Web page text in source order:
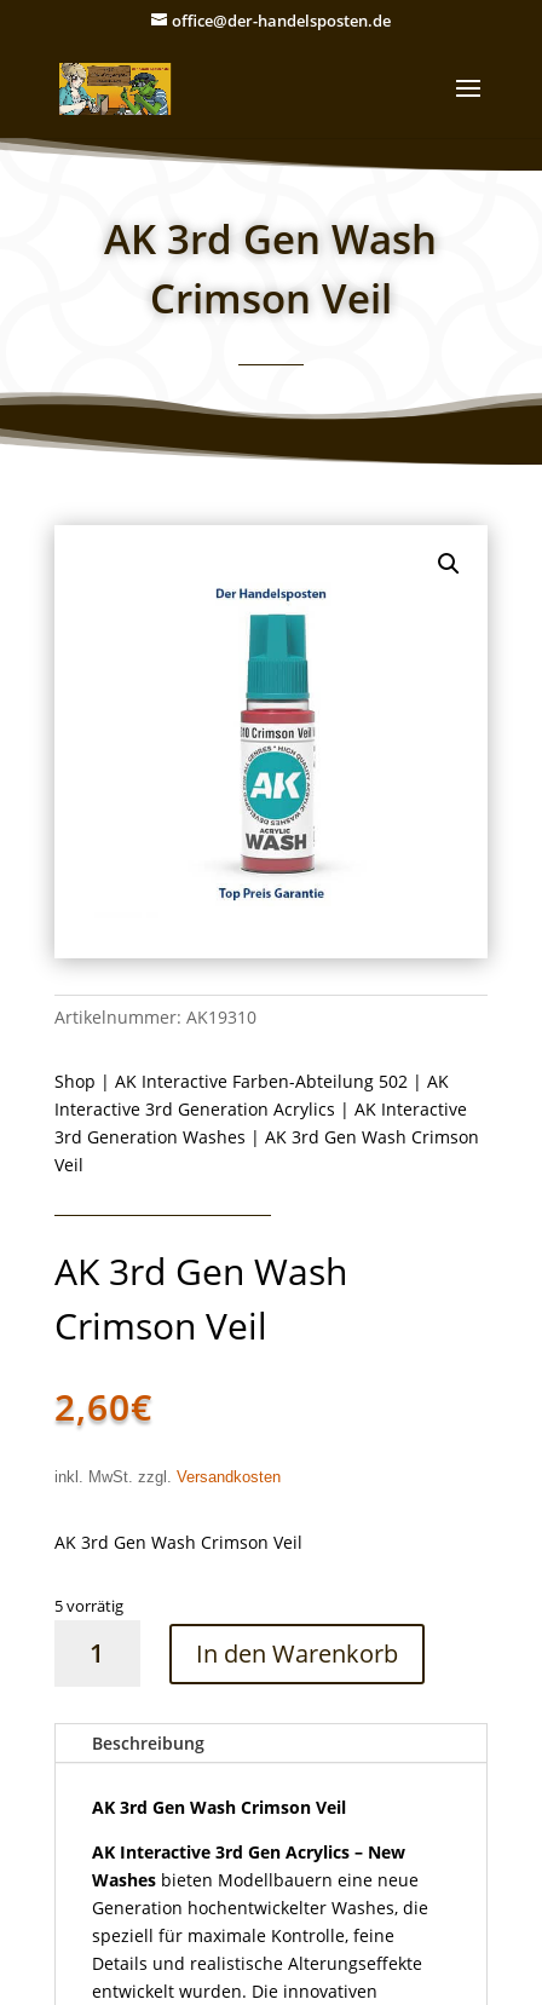
office@der-handelsposten.de
AK 3rd Gen Wash
Crimson Veil
Artikelnummer: AK19310
Shop | AK Interactive Farben-Abteilung 502| AK
Interactive 3rd Generation Acrylics | AK Interactive
3rd Generation Washes | AK 3rd Gen Wash Crimson
Veil
AK 3rd Gen Wash
Crimson Veil
2,60€
inkl. MwSt. zzgl. Versandkosten
AK 3rd Gen Wash Crimson Veil
5 vorrätig
Crimson
Menge
In den Warenkorb
Beschreibung
AK 3rd Gen Wash Crimson Veil
AK Interactive 3rd Gen Acrylics – New
Washesbieten Modellbauern eine neue
Generation hochentwickelter Washes, die
speziell für maximale Kontrolle, feine
Details und realistische Alterungseffekte
entwickelt wurden. Die innovativen